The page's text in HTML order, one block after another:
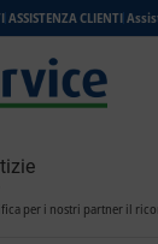
ASSISTENZA CLIENTI
per i nostri partner il